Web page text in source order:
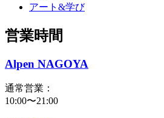
アート&学び
営業時間
Alpen NAGOYA
通常営業：
10:00〜21:00